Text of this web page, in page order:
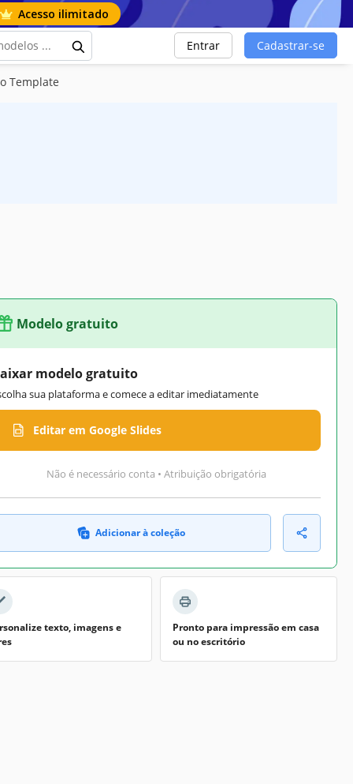
Acesso ilimitado
Entrar Cadastrar-se
Template
Modelo gratuito
modelo gratuito
sua plataforma e comece a editar imediatamente
Editar em Google Slides
Não é necessário conta • Atribuição obrigatória
Adicionar à coleção
texto, imagens e
Pronto para impressão em casa
ou no escritório